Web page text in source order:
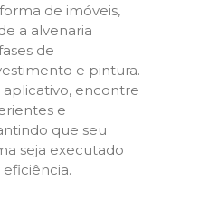
de imóveis,
a alvenaria
de
e pintura.
aplicativo, encontre
e
que seu
seja executado